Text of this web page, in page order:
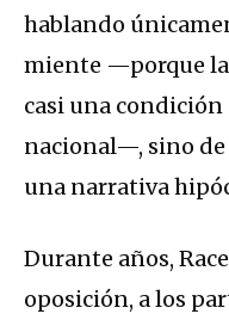
hablando
miente —porque
casi una
nacional—, sino
una narrativa
Durante años,
oposición, a los